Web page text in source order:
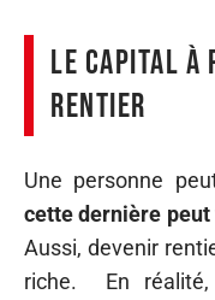
Le capital à
rentier
Une personne
cette dernière
Aussi, devenir
riche. En réalité,